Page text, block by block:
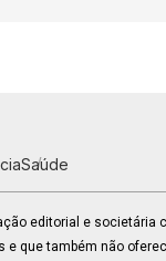
Saúde
editorial e societária
que também não